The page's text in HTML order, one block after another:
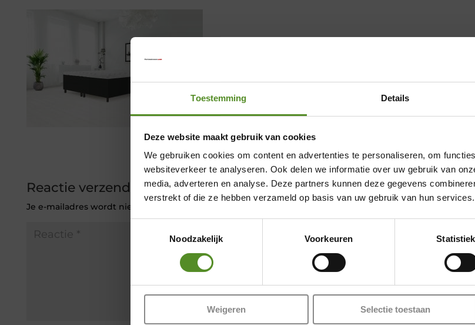
Toestemming Details
Deze website maakt gebruik van cookies
We gebruiken cookies om content en advertenties te personaliseren, om
websiteverkeer te analyseren. Ook delen we informatie over uw gebruik van
media, adverteren en analyse. Deze partners kunnen deze gegevens
verstrekt of die ze hebben verzameld op basis van uw gebruik van hun services.
Noodzakelijk
Voorkeuren
Weigeren Selectie toestaan
Reactie verzenden
Je e-mailadres wordt niet gepubliceerd. Showroom Breda
Vrijdag 12:00 – 17:00
Zaterdag 12:00 – 17:00
Zondag 12:00 – 17:00